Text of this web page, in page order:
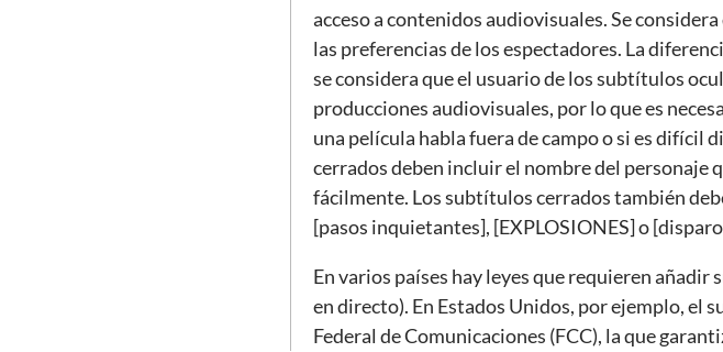
acceso a contenidos audiovisuales. Se
las preferencias de los espectadores. La
se considera que el usuario de los subtítulos
producciones audiovisuales, por lo que es
una película habla fuera de campo o si es
cerrados deben incluir el nombre del personaje
fácilmente. Los subtítulos cerrados también
[pasos inquietantes], [EXPLOSIONES] o
En varios países hay leyes que requieren
en directo). En Estados Unidos, por ejemplo, el
Federal de Comunicaciones (FCC), la que